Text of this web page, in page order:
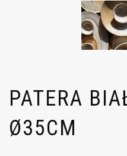
PATERA
Ø35CM